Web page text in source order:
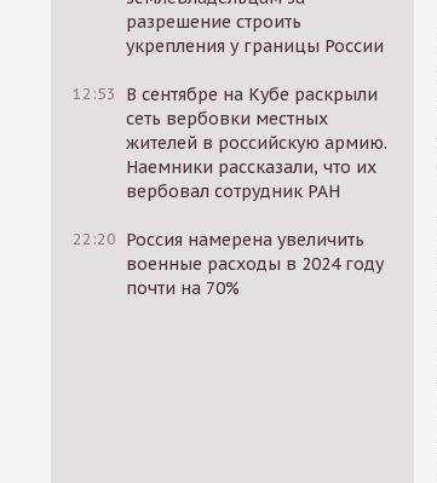
разрешение строить
укрепления у границы России
12:53
В сентябре на Кубе раскрыли
сеть вербовки местных
жителей в российскую армию.
Наемники рассказали, что их
вербовал сотрудник РАН
22:20 Россия намерена увеличить
военные расходы в 2024 году
почти на 70%